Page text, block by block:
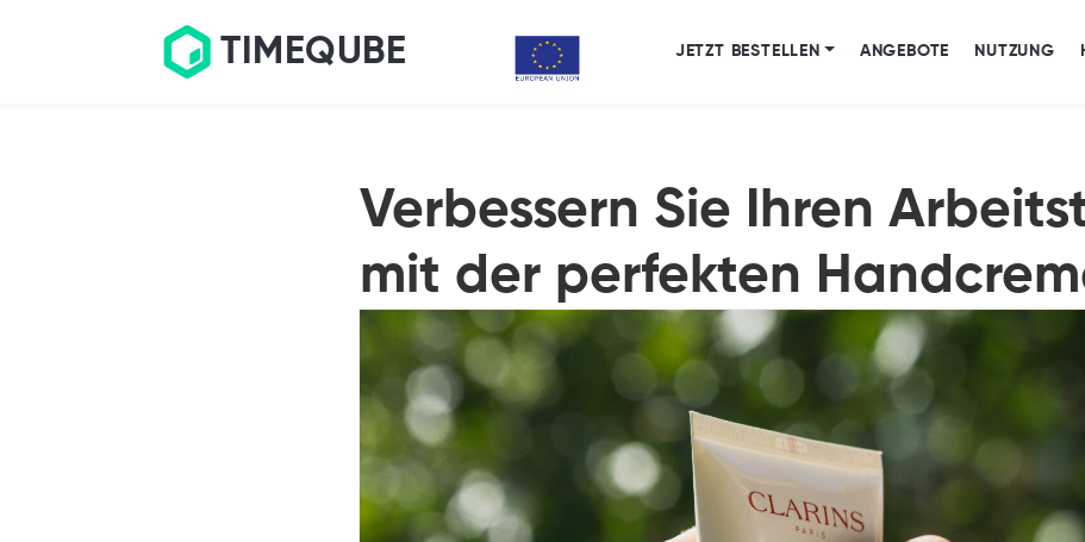
TIMEQUBE JETZT BESTELLEN ANGEBOTE NUTZUNG
Verbessern Sie Ihren
mit der perfekten